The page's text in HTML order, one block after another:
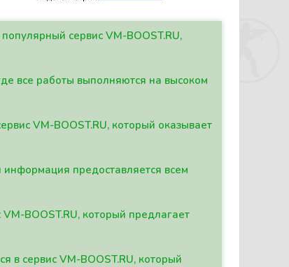
сервис VM-BOOST.RU,
все работы выполняются на высоком
VM-BOOST.RU, который оказывает
информация предоставляется всем
BOOST.RU, который предлагает
в сервис VM-BOOST.RU, который